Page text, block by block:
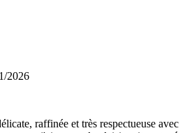
2026
raffinée et très respectueuse avec